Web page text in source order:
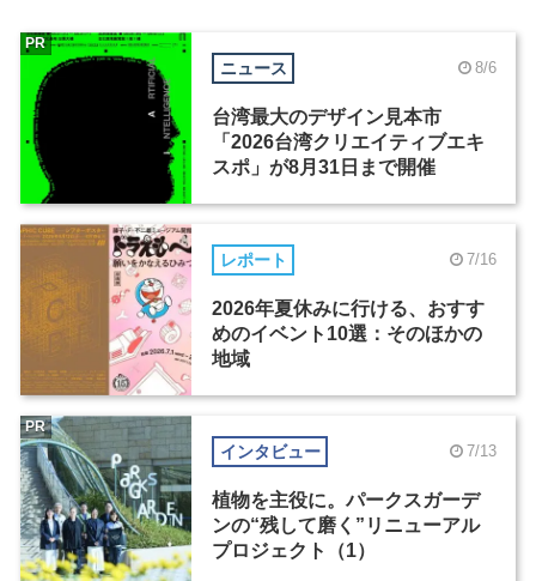
ニュース 8/6
台湾最大のデザイン見本市
「2026台湾クリエイティブエキ
スポ」が8月31日まで開催
PR
レポート 7/16
2026年夏休みに行ける、おすす
めのイベント10選：そのほかの
地域
インタビュー 7/13
植物を主役に。パークスガーデ
ンの“残して磨く”リニューアル
プロジェクト（1）
PR